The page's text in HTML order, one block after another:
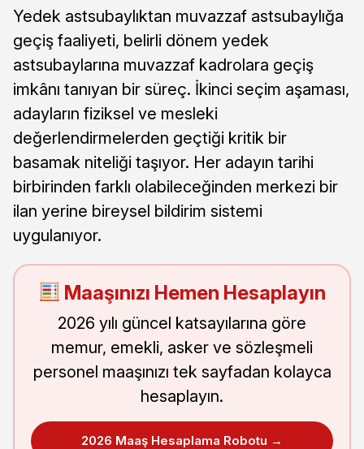
Yedek astsubaylıktan muvazzaf astsubaylığa
geçiş faaliyeti, belirli dönem yedek
astsubaylarına muvazzaf kadrolara geçiş
imkânı tanıyan bir süreç. İkinci seçim aşaması,
adayların fiziksel ve mesleki
değerlendirmelerden geçtiği kritik bir
basamak niteliği taşıyor. Her adayın tarihi
birbirinden farklı olabileceğinden merkezi bir
ilan yerine bireysel bildirim sistemi
uygulanıyor.
Maaşınızı Hemen Hesaplayın
2026 yılı güncel katsayılarına göre
memur, emekli, asker ve sözleşmeli
personel maaşınızı tek sayfadan kolayca
hesaplayın.
2026 Maaş Hesaplama Robotu →